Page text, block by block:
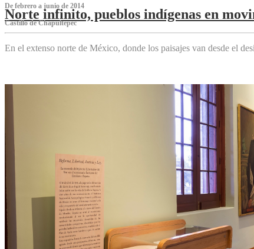
De febrero a junio de 2014
Norte infinito, pueblos indígenas en
Castillo de Chapultepec
En el extenso norte de México, donde los paisajes van desde el